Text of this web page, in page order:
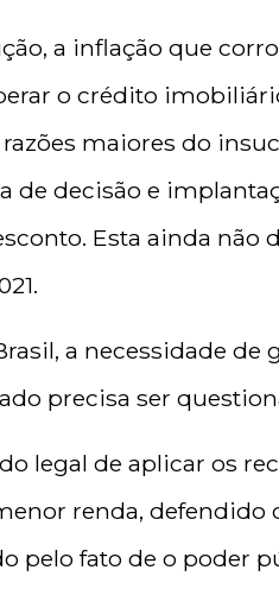
a inflação que
o crédito
maiores do
decisão e
Esta ainda não
a necessidade de
precisa ser
legal de aplicar os
renda,
pelo fato de o poder